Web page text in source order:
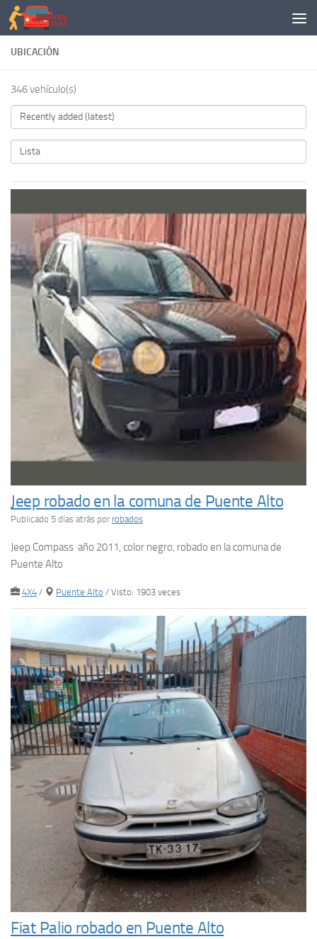
Saltar al contenido
UBICACIÓN
346 vehículo(s)
Jeep robado en la comuna de Puente Alto
Publicado 5 días atrás por robados
Jeep Compass año 2011, color negro, robado en la comuna de
Puente Alto
4X4 / Puente Alto / Visto: 1903 veces
Fiat Palio robado en Puente Alto